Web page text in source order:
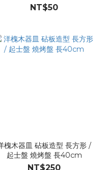
NT$50
槐木器皿 砧板造型 長方形 /
起士盤 燒烤盤 長40cm
NT$250